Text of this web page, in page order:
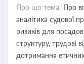
Про що тема: Про
аналітика судової
ризиків для
структуру, трудові
дотримання